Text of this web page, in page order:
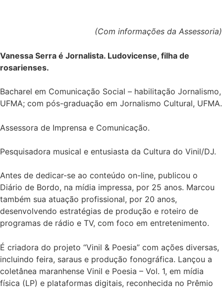
(Com informações da Assessoria)
Vanessa Serra é Jornalista. Ludovicense, filha de
rosarienses.
Bacharel em Comunicação Social – habilitação Jornalismo,
UFMA; com pós-graduação em Jornalismo Cultural, UFMA.
Assessora de Imprensa e Comunicação.
Pesquisadora musical e entusiasta da Cultura do Vinil/DJ.
Antes de dedicar-se ao conteúdo on-line, publicou o
Diário de Bordo, na mídia impressa, por 25 anos. Marcou
também sua atuação profissional, por 20 anos,
desenvolvendo estratégias de produção e roteiro de
programas de rádio e TV, com foco em entretenimento.
É criadora do projeto “Vinil & Poesia” com ações diversas,
incluindo feira, saraus e produção fonográfica. Lançou a
coletânea maranhense Vinil e Poesia – Vol. 1, em mídia
física (LP) e plataformas digitais, reconhecida no Prêmio